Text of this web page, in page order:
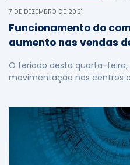
7 DE DEZEMBRO DE 2021
Funcionamento do
aumento nas vendas
O feriado desta quarta-
movimentação nos centros